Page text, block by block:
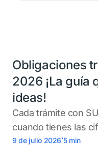
Obligaciones
2026 ¡La guía
ideas!
Cada trámite con
cuando tienes las
9 de julio 2026.5 min